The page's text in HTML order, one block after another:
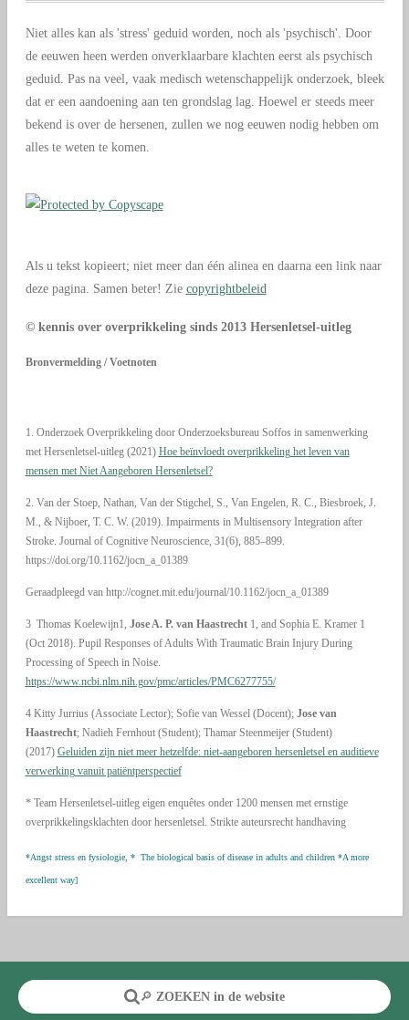
Niet alles kan als 'stress' geduid worden, noch als 'psychisch'. Door
de eeuwen heen werden onverklaarbare klachten eerst als psychisch
geduid. Pas na veel, vaak medisch wetenschappelijk onderzoek, bleek
dat er een aandoening aan ten grondslag lag. Hoewel er steeds meer
bekend is over de hersenen, zullen we nog eeuwen nodig hebben om
alles te weten te komen.
Als u tekst kopieert; niet meer dan één alinea en daarna een link naar
deze pagina. Samen beter! Zie copyrightbeleid
© kennis over overprikkeling sinds 2013 Hersenletsel-uitleg
Bronvermelding / Voetnoten
1. Onderzoek Overprikkeling door Onderzoeksbureau Soffos in samenwerking
met Hersenletsel-uitleg (2021) Hoe beïnvloedt overprikkeling het leven van
mensen met Niet Aangeboren Hersenletsel?
2. Van der Stoep, Nathan, Van der Stigchel, S., Van Engelen, R. C., Biesbroek, J.
M., & Nijboer, T. C. W. (2019). Impairments in Multisensory Integration after
Stroke. Journal of Cognitive Neuroscience, 31(6), 885–899.
https://doi.org/10.1162/jocn_a_01389
Geraadpleegd van http://cognet.mit.edu/journal/10.1162/jocn_a_01389
3 Thomas Koelewijn1, Jose A. P. van Haastrecht1, and Sophia E. Kramer 1
(Oct 2018). Pupil Responses of Adults With Traumatic Brain Injury During
Processing of Speech in Noise.
https://www.ncbi.nlm.nih.gov/pmc/articles/PMC6277755/
4 Kitty Jurrius (Associate Lector); Sofie van Wessel (Docent); Jose van
Haastrecht; Nadieh Fernhout (Student); Thamar Steenmeijer (Student)
(2017) Geluiden zijn niet meer hetzelfde: niet-aangeboren hersenletsel en auditieve
verwerking vanuit patiëntperspectief
* Team Hersenletsel-uitleg eigen enquêtes onder 1200 mensen met ernstige
overprikkelingsklachten door hersenletsel. Strikte auteursrecht handhaving
*Angst stress en fysiologie, * The biological basis of disease in adults and children *A more
excellent way]
🔎 ZOEKEN in de website